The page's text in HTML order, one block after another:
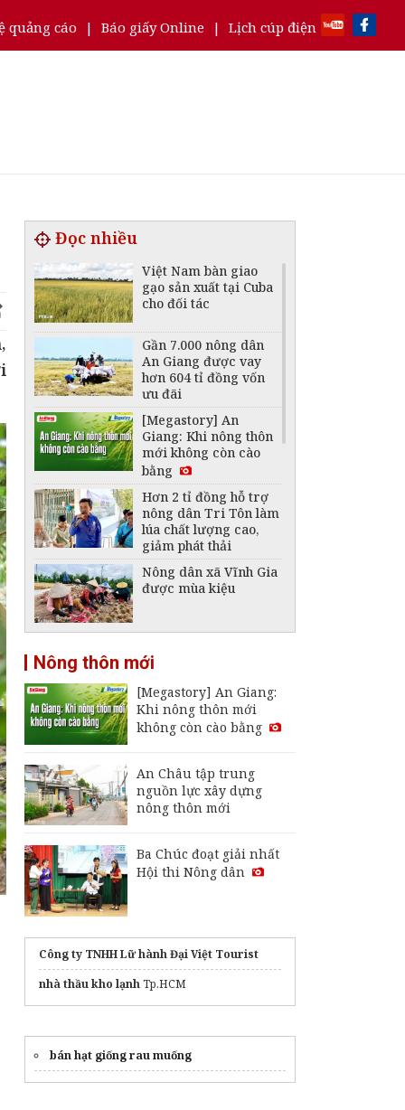
quảng cáo | Báo giấy Online | Lịch cúp điện
Đọc nhiều
Việt Nam bàn giao
gạo sản xuất tại Cuba
cho đối tác
Gần 7.000 nông dân
An Giang được vay
hơn 604 tỉ đồng vốn
ưu đãi
[Megastory] An
Giang: Khi nông thôn
mới không còn cào
bằng
Hơn 2 tỉ đồng hỗ trợ
nông dân Tri Tôn làm
lúa chất lượng cao,
giảm phát thải
Nông dân xã Vĩnh Gia
được mùa kiệu
bao tiêu trái cây cho
Trung
Nông dân xã Óc Eo
mở rộng diện tích
hiệu quả liên kết
Xã Định Mỹ liên kết
sản xuất 1.500 ha đậu
Nông dân An Giang
tăng lợi nhuận nhờ
Nông thôn mới
[Megastory] An Giang:
Khi nông thôn mới
không còn cào bằng
An Châu tập trung
nguồn lực xây dựng
nông thôn mới
Ba Chúc đoạt giải nhất
Hội thi Nông dân
Công ty TNHH Lữ hành Đại Việt Tourist
nhà thầu kho lạnhTp.HCM
bán hạt giống rau muống